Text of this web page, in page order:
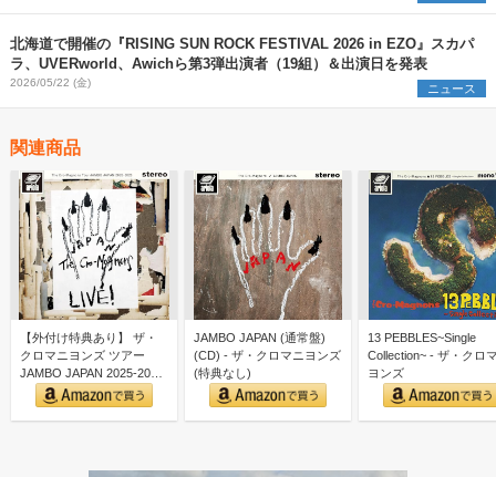
北海道で開催の『RISING SUN ROCK FESTIVAL 2026 in EZO』スカパ
ラ、UVERworld、Awichら第3弾出演者（19組）＆出演日を発表
2026/05/22 (金) ニュース
関連商品
【外付け特典あり】 ザ・
クロマニヨンズ ツアー
JAMBO JAPAN 2025-2026
(通常…
JAMBO JAPAN (通常盤)
(CD) - ザ・クロマニヨンズ
(特典なし)
13 PEBBLES~Single
Collection~ - ザ・クロ
ヨンズ